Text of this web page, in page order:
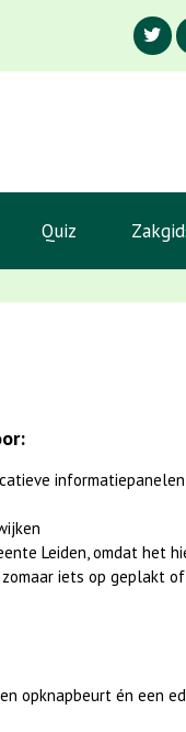
Quiz
Leiden, omdat het
iets op geplakt
opknapbeurt én een